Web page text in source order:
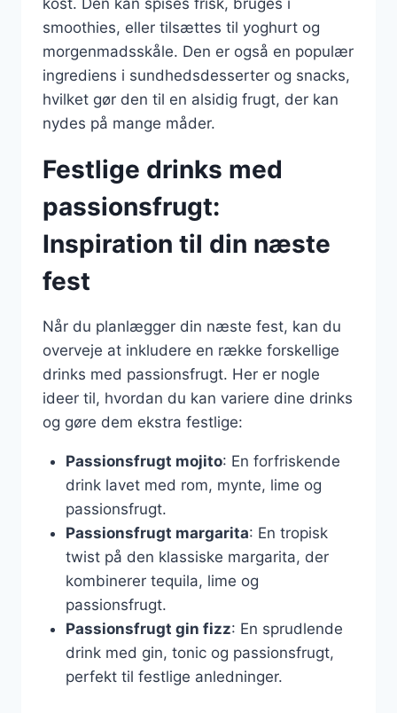
kost. Den kan spises frisk, bruges i
smoothies, eller tilsættes til yoghurt og
morgenmadsskåle. Den er også en populær
ingrediens i sundhedsdesserter og snacks,
hvilket gør den til en alsidig frugt, der kan
nydes på mange måder.
Festlige drinks med
passionsfrugt:
Inspiration til din næste
fest
Når du planlægger din næste fest, kan du
overveje at inkludere en række forskellige
drinks med passionsfrugt. Her er nogle
ideer til, hvordan du kan variere dine drinks
og gøre dem ekstra festlige:
Passionsfrugt mojito: En forfriskende
drink lavet med rom, mynte, lime og
passionsfrugt.
Passionsfrugt margarita: En tropisk
twist på den klassiske margarita, der
kombinerer tequila, lime og
passionsfrugt.
Passionsfrugt gin fizz: En sprudlende
drink med gin, tonic og passionsfrugt,
perfekt til festlige anledninger.